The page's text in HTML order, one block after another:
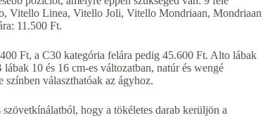
Vitello Linea, Vitello Joli, Vitello Mondriaan, Mondriaan
11.500 Ft.
Ft, a C30 kategória felára pedig 45.600 Ft. Alto lábak
10 és 16 cm-es változatban, natúr és wengé
választhatóak az ágyhoz.
hogy a tökéletes darab kerüljön a